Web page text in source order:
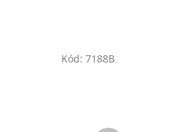
Kód: 7188B